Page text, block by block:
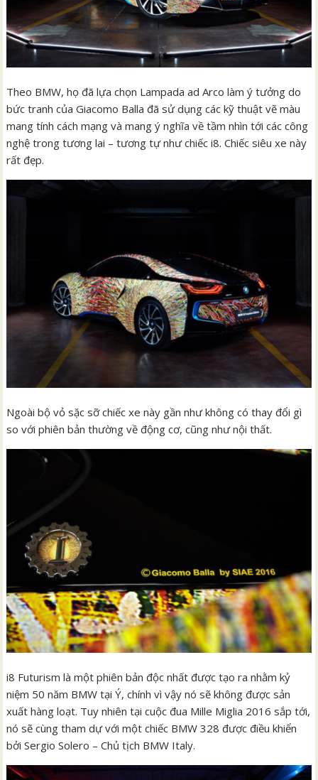
Theo BMW, họ đã lựa chọn Lampada ad Arco làm ý tưởng do
bức tranh của Giacomo Balla đã sử dụng các kỹ thuật vẽ màu
mang tính cách mạng và mang ý nghĩa về tầm nhìn tới các công
nghệ trong tương lai – tương tự như chiếc i8. Chiếc siêu xe này
rất đẹp.
Ngoài bộ vỏ sặc sỡ chiếc xe này gần như không có thay đổi gì
so với phiên bản thường về động cơ, cũng như nội thất.
i8 Futurism là một phiên bản độc nhất được tạo ra nhằm kỷ
niệm 50 năm BMW tại Ý, chính vì vậy nó sẽ không được sản
xuất hàng loạt. Tuy nhiên tại cuộc đua Mille Miglia 2016 sắp tới,
nó sẽ cùng tham dự với một chiếc BMW 328 được điều khiển
bởi Sergio Solero – Chủ tịch BMW Italy.